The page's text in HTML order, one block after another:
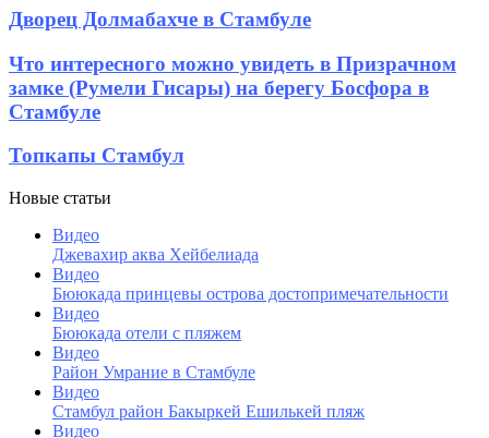
в
Стамбуле
Дворец
Долмабахче
в
Стамбуле
Дворец Долмабахче в Стамбуле
Что
интересного
можно
увидеть
Призрачном
(Румели
берегу
Босфора
Стамбуле
Что интересного можно увидеть в Призрачном
замке (Румели Гисары) на берегу Босфора в
Стамбуле
Топкапы
Топкапы Стамбул
Новые статьи
Видео
Джевахир аква Хейбелиада
Видео
Бююкада принцевы острова достопримечательности
Видео
Бююкада отели с пляжем
Видео
Район Умрание в Стамбуле
Видео
Cтамбул район Бакыркей Ешилькей пляж
Видео